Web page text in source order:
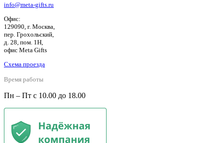
info@meta-gifts.ru
Офис:
129090, г. Москва,
пер. Грохольский,
д. 28, пом. 1Н,
офис Meta Gifts
Схема проезда
Время работы
Пн – Пт с 10.00 до 18.00